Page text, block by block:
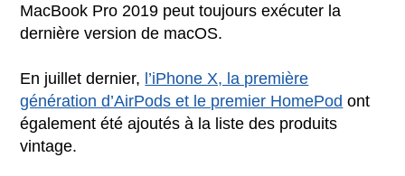
MacBook Pro 2019 peut toujours exécuter la
dernière version de macOS.
En juillet dernier, l’iPhone X, la première
génération d’AirPods et le premier HomePod ont
également été ajoutés à la liste des produits
vintage.